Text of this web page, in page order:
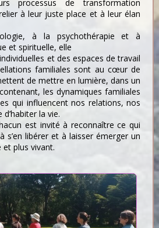
processus de transformation
à leur juste place et à leur élan
à la psychothérapie et à
et spirituelle, elle
et des espaces de travail
familiales sont au cœur de
de mettre en lumière, dans un
les dynamiques familiales
qui influencent nos relations, nos
la vie.
est invité à reconnaître ce qui
s’en libérer et à laisser émerger un
plus vivant.